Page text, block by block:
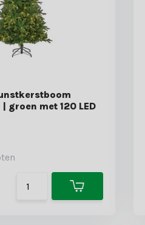
groen met 120 LED